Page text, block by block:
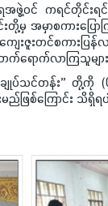
ဝင် ကရင်တိုင်းရင်း
မှ အမှာစကားပြေ
းတင်စကားပြန်လ
တက်ရောက်လာကြသူမ
ချုပ်သင်တန်း” တို့
ည်ဖြစ်ကြောင်း သိရှိရ